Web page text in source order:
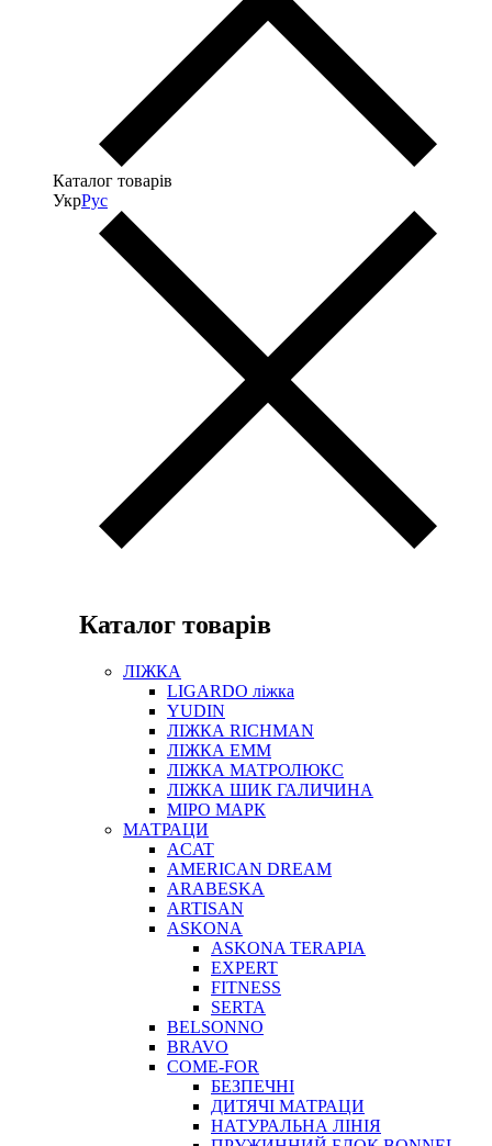
Каталог товарів
УкрРус
Каталог товарів
ЛІЖКА
LIGARDO ліжка
YUDIN
ЛІЖКА RICHMAN
ЛІЖКА ЕММ
ЛІЖКА МАТРОЛЮКС
ЛІЖКА ШИК ГАЛИЧИНА
МІРО МАРК
МАТРАЦИ
ACAT
AMERICAN DREAM
ARABESKA
ARTISAN
ASKONA
ASKONA TERAPIA
EXPERT
FITNESS
SERTA
BELSONNO
BRAVO
COME-FOR
БЕЗПЕЧНІ
ДИТЯЧІ МАТРАЦИ
НАТУРАЛЬНА ЛІНІЯ